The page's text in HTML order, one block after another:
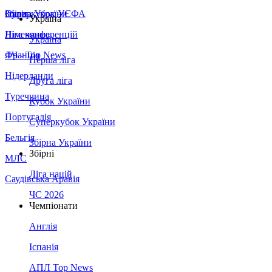
Збірна України
Італія
Німеччина
Франція
Нідерланди
Туреччина
Португалія
Бельгія
МЛС
Саудівська Аравія
Суперкубок УЄФА
Ліга конференцій
ЛЧ - Top News
Україна
Україна
Перша ліга
Друга ліга
Кубок України
Суперкубок України
Збірна України
Збірні
Ліга націй
ЧС 2026
Чемпіонати
Англія
Іспанія
АПЛ Top News